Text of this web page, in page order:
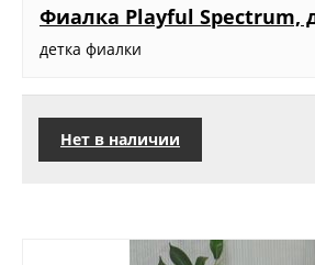
Фиалка Playful Spectrum,
детка фиалки
Нет в наличии